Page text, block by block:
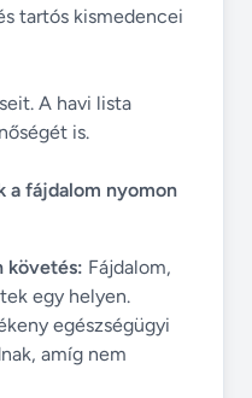
tartós kismedencei
A havi lista
is.
a fájdalom nyomon
követés: Fájdalom,
egy helyen.
egészségügyi
amíg nem